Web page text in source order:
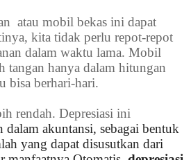
atau mobil bekas ini dapat
kita tidak perlu repot-repot
dalam waktu lama. Mobil
tangan hanya dalam hitungan
bisa berhari-hari.
rendah. Depresiasi ini
dalam akuntansi, sebagai bentuk
yang dapat disusutkan dari